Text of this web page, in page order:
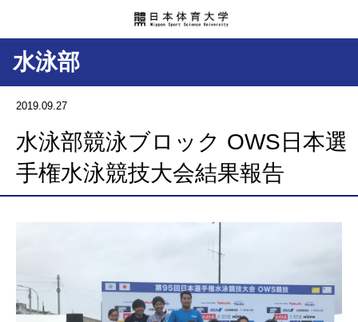
水泳部
2019.09.27
水泳部競泳ブロック OWS日本選
手権水泳競技大会結果報告